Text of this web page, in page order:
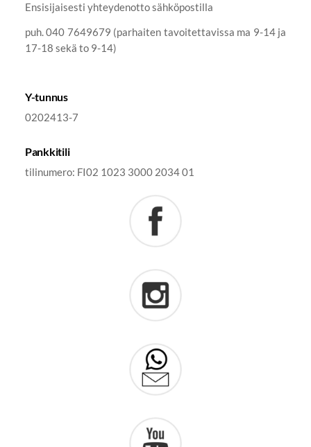
Ensisijaisesti yhteydenotto sähköpostilla
puh. 040 7649679 (parhaiten tavoitettavissa ma 9-14 ja
17-18 sekä to 9-14)
Y-tunnus
0202413-7
Pankkitili
tilinumero: FI02 1023 3000 2034 01